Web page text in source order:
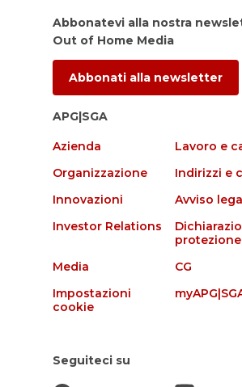
Abbonatevi alla nostra
Out of Home Media
Abbonati alla newsletter
APG|SGA
Azienda
Lavoro e
Organizzazione
Indirizzi e
Innovazioni
Avviso
Investor Relations
Media
CG
Impostazioni
cookie
Seguiteci su